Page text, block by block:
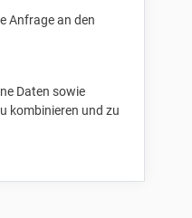
Anfrage an den
Daten sowie
kombinieren und zu